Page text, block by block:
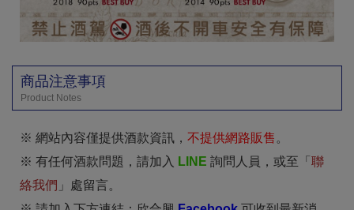
商品注意事項
Product Notes
※ 網站內容僅提供酒款資訊， 不提供網路販售 。
※ 有任何酒款問題，請加入
LINE 詢問人員，或至「 聯
絡我們 」處留言。